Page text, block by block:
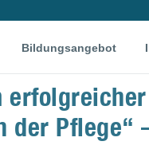
Bildungsangebot
der Pflege“